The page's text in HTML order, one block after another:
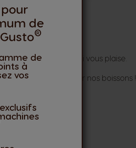
de
®
de
à
vos
- 22/07/2025
votre avis positif !
notre Espresso Napoli vous plaise.
d'autres avis sur nos boissons !
Gusto®
la page